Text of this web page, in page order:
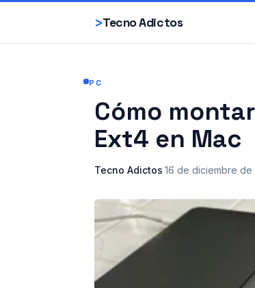
>Tecno Adictos
PC
Cómo
Ext4 en Mac
Tecno Adictos·16 de diciembre de